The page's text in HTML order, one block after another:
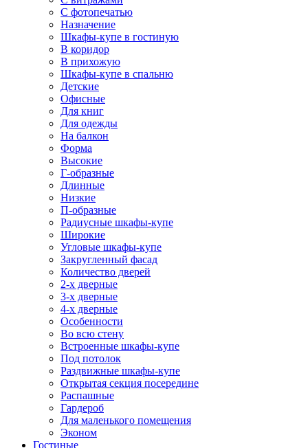
С фотопечатью
Назначение
Шкафы-купе в гостиную
В коридор
В прихожую
Шкафы-купе в спальню
Детские
Офисные
Для книг
Для одежды
На балкон
Форма
Высокие
Г-образные
Длинные
Низкие
П-образные
Радиусные шкафы-купе
Широкие
Угловые шкафы-купе
Закругленный фасад
Количество дверей
2-х дверные
3-х дверные
4-х дверные
Особенности
Во всю стену
Встроенные шкафы-купе
Под потолок
Раздвижные шкафы-купе
Открытая секция посередине
Распашные
Гардероб
Для маленького помещения
Эконом
Гостиные